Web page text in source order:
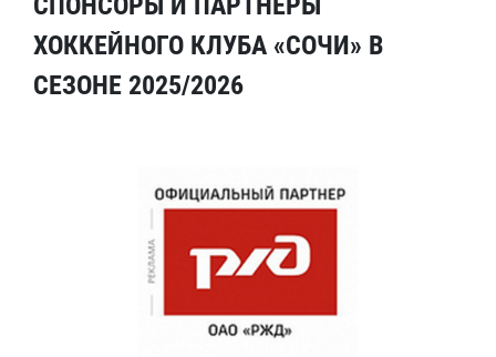
ХОККЕЙНОГО КЛУБА «СОЧИ» В
СЕЗОНЕ 2025/2026